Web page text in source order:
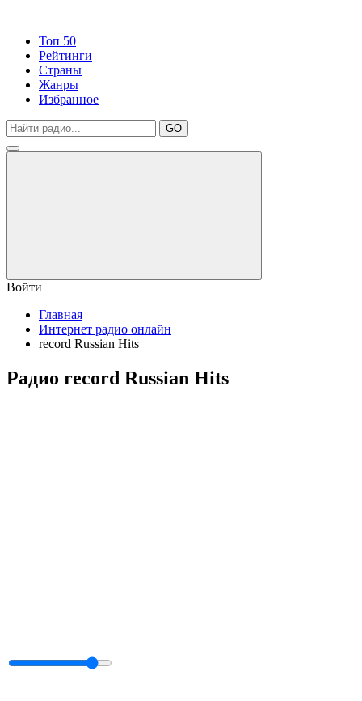
Топ 50
Рейтинги
Страны
Жанры
Избранное
GO
Войти
Главная
Интернет радио онлайн
record Russian Hits
Радио record Russian Hits